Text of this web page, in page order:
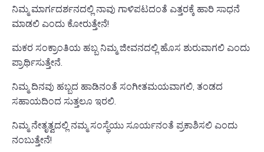
ನಿಮ್ಮ ಮಾರ್ಗದರ್ಶನದಲ್ಲಿ ನಾವು ಗಾಳಿಪಟದಂತೆ ಎತ್ತರಕ್ಕೆ ಹಾರಿ ಸಾಧನೆ
ಮಾಡಲಿ ಎಂದು ಕೋರುತ್ತೇನೆ!
ಮಕರ ಸಂಕ್ರಾಂತಿಯ ಹಬ್ಬ ನಿಮ್ಮ ಜೀವನದಲ್ಲಿ ಹೊಸ ಶುರುವಾಗಲಿ ಎಂದು
ಪ್ರಾರ್ಥಿಸುತ್ತೇನೆ.
ನಿಮ್ಮ ದಿನವು ಹಬ್ಬದ ಹಾಡಿನಂತೆ ಸಂಗೀತಮಯವಾಗಲಿ, ತಂಡದ
ಸಹಾಯದಿಂದ ಸುತ್ತಲೂ ಇರಲಿ.
ನಿಮ್ಮ ನೇತೃತ್ವದಲ್ಲಿ ನಮ್ಮ ಸಂಸ್ಥೆಯು ಸೂರ್ಯನಂತೆ ಪ್ರಕಾಶಿಸಲಿ ಎಂದು
ನಂಬುತ್ತೇನೆ!